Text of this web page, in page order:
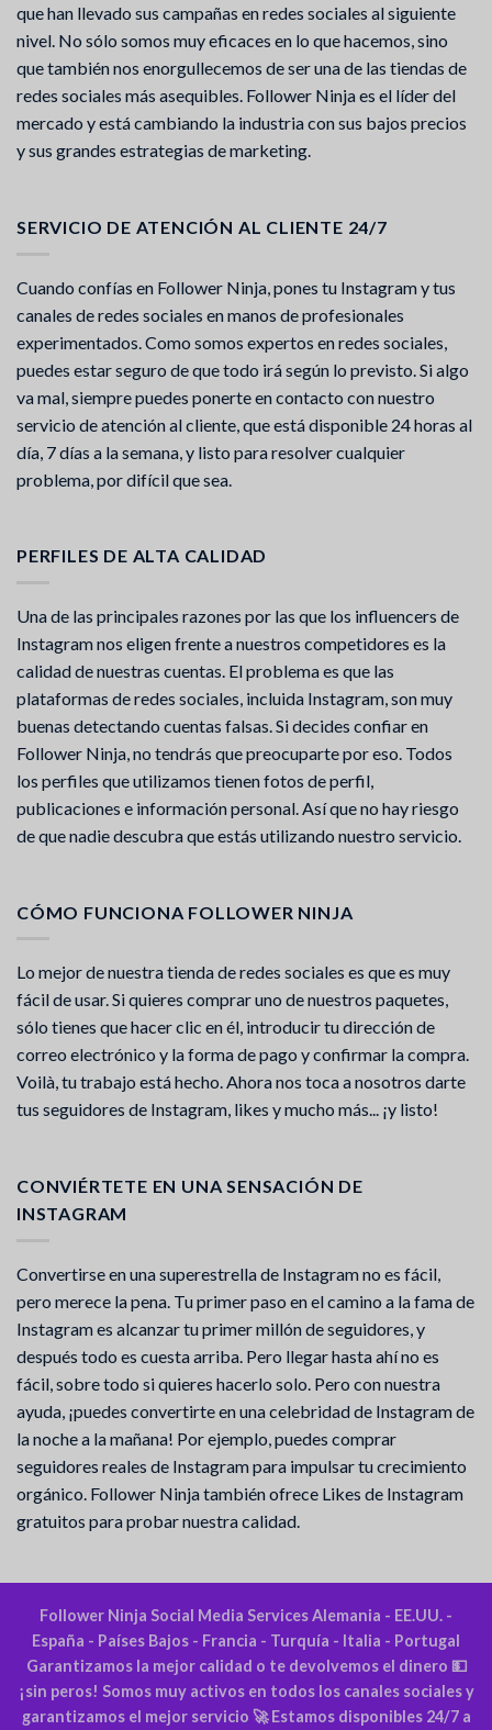
que han llevado sus campañas en redes sociales al siguiente
nivel. No sólo somos muy eficaces en lo que hacemos, sino
que también nos enorgullecemos de ser una de las tiendas de
redes sociales más asequibles. Follower Ninja es el líder del
mercado y está cambiando la industria con sus bajos precios
y sus grandes estrategias de marketing.
SERVICIO DE ATENCIÓN AL CLIENTE 24/7
Cuando confías en Follower Ninja, pones tu Instagram y tus
canales de redes sociales en manos de profesionales
experimentados. Como somos expertos en redes sociales,
puedes estar seguro de que todo irá según lo previsto. Si algo
va mal, siempre puedes ponerte en contacto con nuestro
servicio de atención al cliente, que está disponible 24 horas al
día, 7 días a la semana, y listo para resolver cualquier
problema, por difícil que sea.
PERFILES DE ALTA CALIDAD
Una de las principales razones por las que los influencers de
Instagram nos eligen frente a nuestros competidores es la
calidad de nuestras cuentas. El problema es que las
plataformas de redes sociales, incluida Instagram, son muy
buenas detectando cuentas falsas. Si decides confiar en
Follower Ninja, no tendrás que preocuparte por eso. Todos
los perfiles que utilizamos tienen fotos de perfil,
publicaciones e información personal. Así que no hay riesgo
de que nadie descubra que estás utilizando nuestro servicio.
CÓMO FUNCIONA FOLLOWER NINJA
Lo mejor de nuestra tienda de redes sociales es que es muy
fácil de usar. Si quieres comprar uno de nuestros paquetes,
sólo tienes que hacer clic en él, introducir tu dirección de
correo electrónico y la forma de pago y confirmar la compra.
Voilà, tu trabajo está hecho. Ahora nos toca a nosotros darte
tus seguidores de Instagram, likes y mucho más... ¡y listo!
CONVIÉRTETE EN UNA SENSACIÓN DE
INSTAGRAM
Convertirse en una superestrella de Instagram no es fácil,
pero merece la pena. Tu primer paso en el camino a la fama de
Instagram es alcanzar tu primer millón de seguidores, y
después todo es cuesta arriba. Pero llegar hasta ahí no es
fácil, sobre todo si quieres hacerlo solo. Pero con nuestra
ayuda, ¡puedes convertirte en una celebridad de Instagram de
la noche a la mañana! Por ejemplo, puedes comprar
seguidores reales de Instagram para impulsar tu crecimiento
orgánico. Follower Ninja también ofrece Likes de Instagram
gratuitos para probar nuestra calidad.
Follower Ninja Social Media Services Alemania - EE.UU. -
España - Países Bajos - Francia - Turquía - Italia - Portugal
Garantizamos la mejor calidad o te devolvemos el dinero 💵
¡sin peros! Somos muy activos en todos los canales sociales y
garantizamos el mejor servicio 🚀 Estamos disponibles 24/7 a